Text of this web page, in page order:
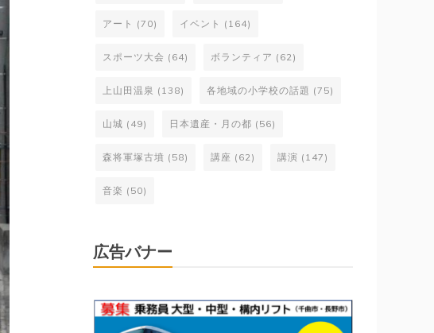
アート (70) イベント (164)
スポーツ大会 (64) ボランティア (62)
上山田温泉 (138) 各地域の小学校の話題 (75)
山城 (49) 日本遺産・月の都 (56)
森将軍塚古墳 (58) 講座 (62) 講演 (147)
音楽 (50)
広告バナー